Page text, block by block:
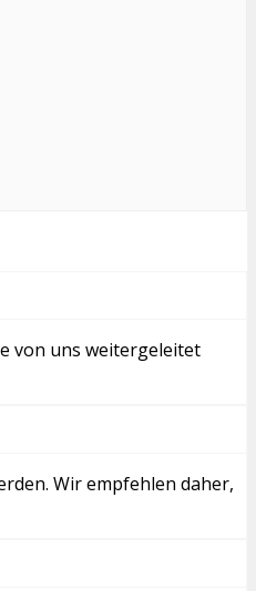
von uns weitergeleitet
Wir empfehlen daher,